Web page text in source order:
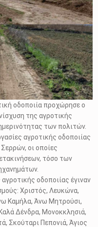
οδοποιία προχώρησε ο
της αγροτικής
των πολιτών.
αγροτικής οδοποιίας
οι οποίες
τόσο των
οδοποιίας έγιναν
Χριστός, Λευκώνα,
Καμήλα, Άνω Μητρούσι,
Δένδρα, Μονοκκλησιά,
Σκούταρι Πεπονιά, Άγιος